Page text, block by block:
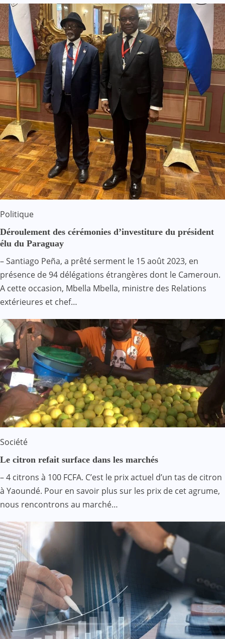
Politique
Déroulement des cérémonies d’investiture du président
élu du Paraguay
– Santiago Peña, a prêté serment le 15 août 2023, en
présence de 94 délégations étrangères dont le Cameroun.
A cette occasion, Mbella Mbella, ministre des Relations
extérieures et chef…
Société
Le citron refait surface dans les marchés
– 4 citrons à 100 FCFA. C’est le prix actuel d’un tas de citron
à Yaoundé. Pour en savoir plus sur les prix de cet agrume,
nous rencontrons au marché…